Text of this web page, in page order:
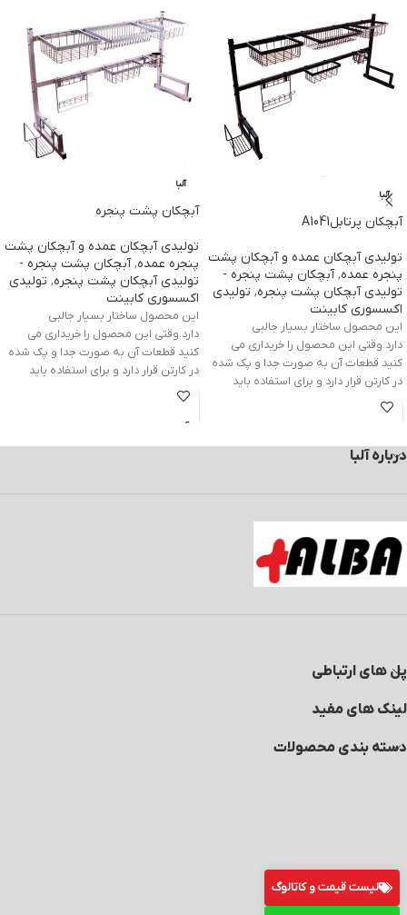
آلبا
آبچکان پرتابلA1041
تولیدی آبچکان عمده و آبچکان پشت
پنجره عمده, آبچکان پشت پنجره -
تولیدی آبچکان پشت پنجره, تولیدی
اکسسوری کابینت
این محصول ساختار بسیار جالبی
دارد.وقتی این محصول را خریداری می
کنید قطعات آن به صورت جدا و پک شده
در کارتن قرار دارد و برای استفاده باید
کارتن آن را باز کرده و آن ها را مونتاژ کنید.
پشت پنجره آلبا می توانید این کار را به
آلبا
آبچکان پشت پنجره
تولیدی آبچکان عمده و آبچکان پشت
پنجره عمده, آبچکان پشت پنجره -
تولیدی آبچکان پشت پنجره, تولیدی
اکسسوری کابینت
این محصول ساختار بسیار جالبی
دارد.وقتی این محصول را خریداری می
کنید قطعات آن به صورت جدا و پک شده
در کارتن قرار دارد و برای استفاده باید
کارتن آن را باز کرده و آن ها را مونتاژ کنید.
با یکبار نگاه به تصویر نصب شده آبچکان
پشت پنجره آلبا می توانید این کار را به
درباره آلبا
لیست قیمت و کاتالوگ
پل های ارتباطی
لینک های مفید
دسته بندی محصولات